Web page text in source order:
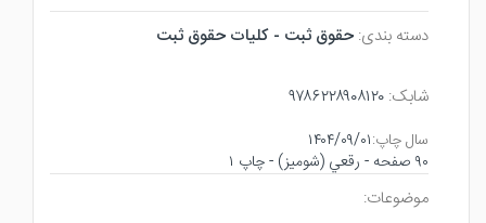
دسته بندی: حقوق ثبت - كليات حقوق ثبت
شابک: ۹۷۸۶۲۲۸۹۰۸۱۲۰
سال چاپ:۱۴۰۴/۰۹/۰۱
۹۰ صفحه - رقعي (شوميز) - چاپ ۱
موضوعات: